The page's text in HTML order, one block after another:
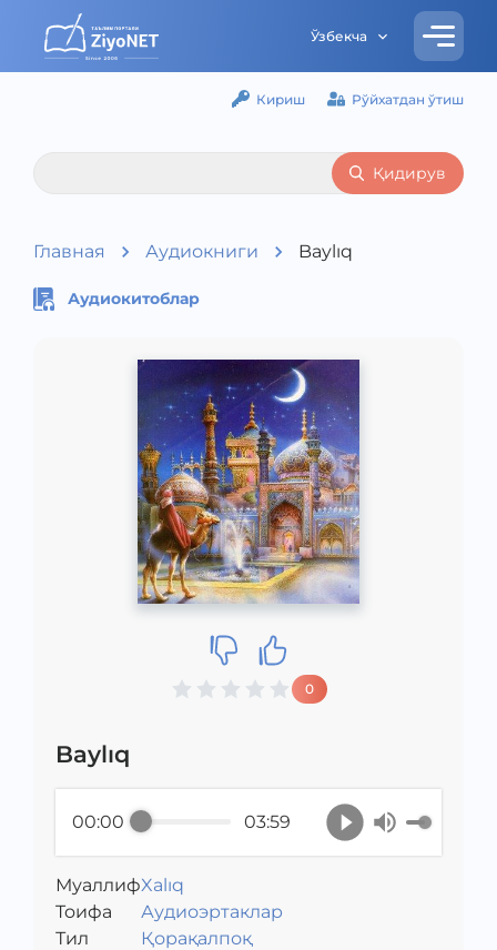
Ўзбекча
Кириш Рўйхатдан ўтиш
Қидирув
Главная Аудиокниги Baylıq
Аудиокитоблар
0
Baylıq
00:00 03:59
МуаллифXalıq
Toифа
Аудиоэртаклар
Тил
Қорақалпоқ